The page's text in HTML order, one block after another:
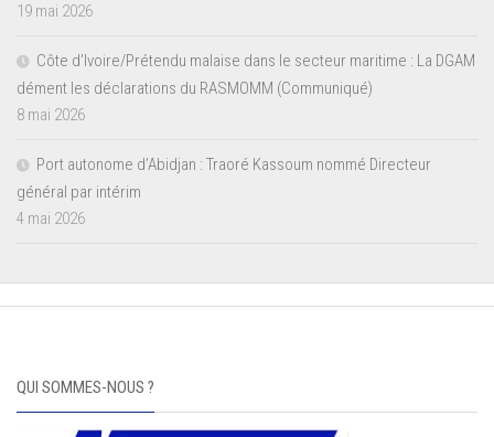
19 mai 2026
Côte d’Ivoire/Prétendu malaise dans le secteur maritime : La DGAM
dément les déclarations du RASMOMM (Communiqué)
8 mai 2026
Port autonome d’Abidjan : Traoré Kassoum nommé Directeur
général par intérim
4 mai 2026
QUI SOMMES-NOUS ?